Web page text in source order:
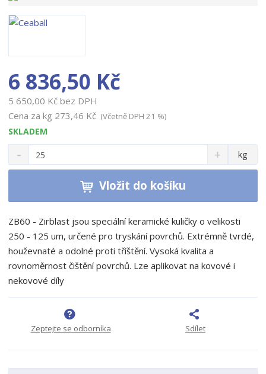
a
6 836,50 Kč
5 650,00 Kč bez DPH
Cena za kg 273,46 Kč (Včetně DPH 21 %)
SKLADEM
m
i
o
č
e
t
N
a
v
t
m
n
o
ž
n
í
i
m
n
o
ž
s
t
kg
Vložit do košíku
ZB60 - Zirblast jsou speciální keramické kuličky o velikosti
250 - 125 um, určené pro tryskání povrchů. Extrémně tvrdé,
houževnaté a odolné proti tříštění. Vysoká kvalita a
rovnoměrnost čištění povrchů. Lze aplikovat na kovové i
nekovové díly
Zeptejte se odborníka Sdílet